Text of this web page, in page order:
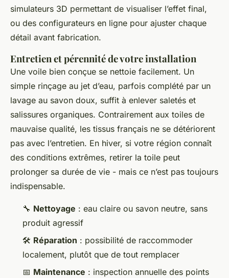
simulateurs 3D permettant de visualiser l’effet final,
ou des configurateurs en ligne pour ajuster chaque
détail avant fabrication.
Entretien et pérennité de votre installation
Une voile bien conçue se nettoie facilement. Un
simple rinçage au jet d’eau, parfois complété par un
lavage au savon doux, suffit à enlever saletés et
salissures organiques. Contrairement aux toiles de
mauvaise qualité, les tissus français ne se détériorent
pas avec l’entretien. En hiver, si votre région connaît
des conditions extrêmes, retirer la toile peut
prolonger sa durée de vie - mais ce n’est pas toujours
indispensable.
🔧 Nettoyage : eau claire ou savon neutre, sans
produit agressif
🛠️ Réparation : possibilité de raccommoder
localement, plutôt que de tout remplacer
📅 Maintenance : inspection annuelle des points